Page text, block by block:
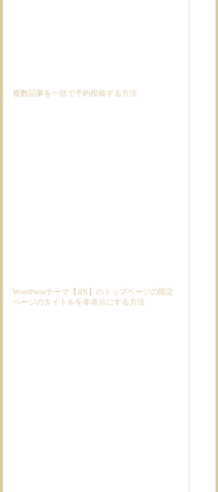
複数記事を一括で予約投稿する方法
WordPressテーマ【JIN】のトップページの固定
ページのタイトルを非表示にする方法